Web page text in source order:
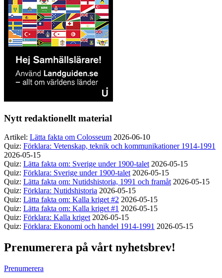
Nytt redaktionellt material
Artikel: Lätta fakta om Colosseum 2026-06-10
Quiz: Förklara: Vetenskap, teknik och kommunikationer 1914-1991
2026-05-15
Quiz: Lätta fakta om: Sverige under 1900-talet 2026-05-15
Quiz: Förklara: Sverige under 1900-talet 2026-05-15
Quiz: Lätta fakta om: Nutidshistoria, 1991 och framåt 2026-05-15
Quiz: Förklara: Nutidshistoria 2026-05-15
Quiz: Lätta fakta om: Kalla kriget #2 2026-05-15
Quiz: Lätta fakta om: Kalla kriget #1 2026-05-15
Quiz: Förklara: Kalla kriget 2026-05-15
Quiz: Förklara: Ekonomi och handel 1914-1991 2026-05-15
Prenumerera på vårt nyhetsbrev!
Prenumerera